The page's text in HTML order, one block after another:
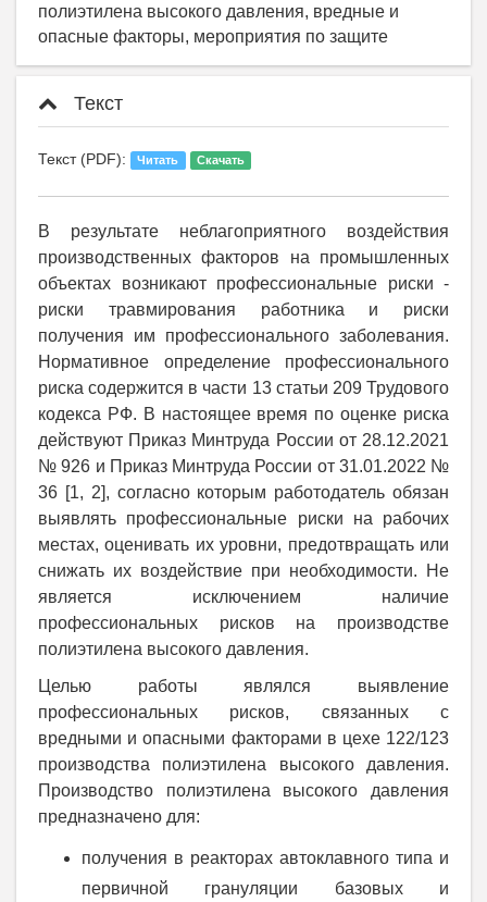
полиэтилена высокого давления, вредные и
опасные факторы, мероприятия по защите
Текст
Текст (PDF): Читать Скачать
В результате неблагоприятного воздействия
производственных факторов на промышленных
объектах возникают профессиональные риски -
риски травмирования работника и риски
получения им профессионального заболевания.
Нормативное определение профессионального
риска содержится в части 13 статьи 209 Трудового
кодекса РФ. В настоящее время по оценке риска
действуют Приказ Минтруда России от 28.12.2021
№ 926 и Приказ Минтруда России от 31.01.2022 №
36 [1, 2], согласно которым работодатель обязан
выявлять профессиональные риски на рабочих
местах, оценивать их уровни, предотвращать или
снижать их воздействие при необходимости. Не
является исключением наличие
профессиональных рисков на производстве
полиэтилена высокого давления.
Целью работы являлся выявление
профессиональных рисков, связанных с
вредными и опасными факторами в цехе 122/123
производства полиэтилена высокого давления.
Производство полиэтилена высокого давления
предназначено для:
получения в реакторах автоклавного типа и
первичной грануляции базовых и